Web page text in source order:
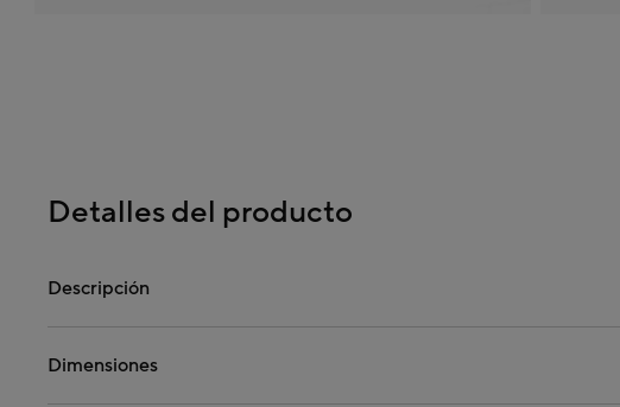
Detalles del producto
Descripción
Dimensiones